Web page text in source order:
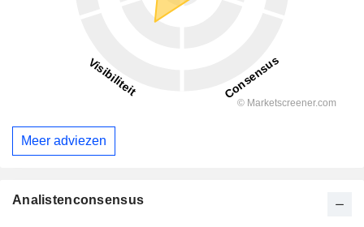
Meer adviezen
Analistenconsensus